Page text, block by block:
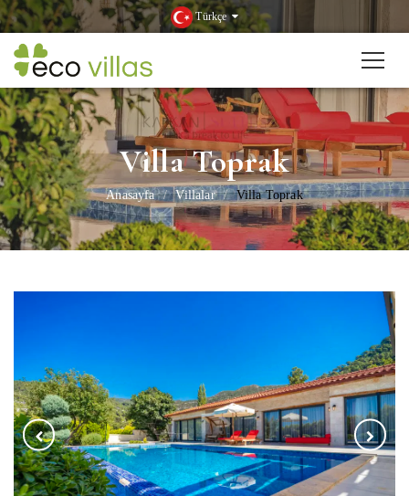
Türkçe
Villa Toprak
Anasayfa Villalar Villa Toprak